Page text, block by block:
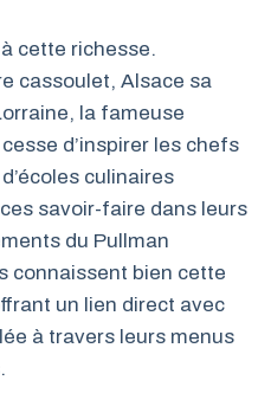
cette richesse.
cassoulet, Alsace sa
la fameuse
d’inspirer les chefs
culinaires
savoir-faire dans leurs
du Pullman
connaissent bien cette
un lien direct avec
à travers leurs menus